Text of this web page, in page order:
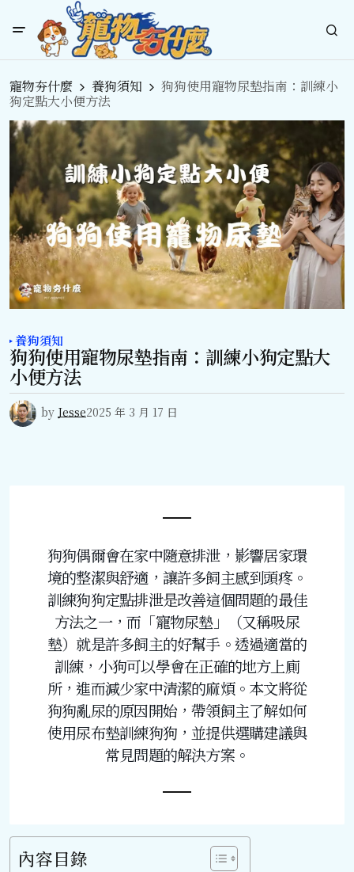
寵物夯什麼 養狗須知
狗狗使用寵物尿墊指南：訓練小
狗定點大小便方法
養狗須知
狗狗使用寵物尿墊指南：訓練小狗定點大
小便方法
by Jesse2025 年 3 月 17 日
狗狗偶爾會在家中隨意排泄，影響居家環
境的整潔與舒適，讓許多飼主感到頭疼。
訓練狗狗定點排泄是改善這個問題的最佳
方法之一，而「寵物尿墊」（又稱吸尿
墊）就是許多飼主的好幫手。透過適當的
訓練，小狗可以學會在正確的地方上廁
所，進而減少家中清潔的麻煩。本文將從
狗狗亂尿的原因開始，帶領飼主了解如何
使用尿布墊訓練狗狗，並提供選購建議與
常見問題的解決方案。
內容目錄